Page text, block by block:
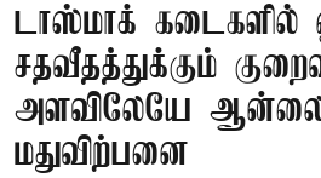
டாஸ்மாக் கடைகளில்
சதவீதத்துக்கும்
அளவிலேயே
மதுவிற்பனை